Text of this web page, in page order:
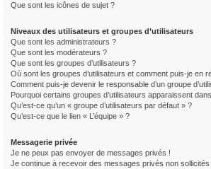
Que sont les icônes de sujet ?
Niveaux des utilisateurs et groupes d’utilisateurs
Que sont les administrateurs ?
Que sont les modérateurs ?
Que sont les groupes d’utilisateurs ?
Où sont les groupes d’utilisateurs et comment puis-je en
Comment puis-je devenir le responsable d’un groupe
Pourquoi certains groupes d’utilisateurs apparaissent
Qu’est-ce qu’un « groupe d’utilisateurs par défaut » ?
Qu’est-ce que le lien « L’équipe » ?
Messagerie privée
Je ne peux pas envoyer de messages privés !
Je continue à recevoir des messages privés non sollicités